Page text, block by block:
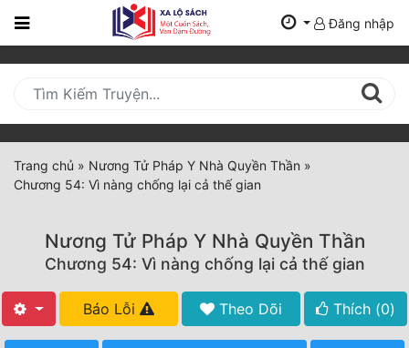
Trang
Mới
Cập
Nhật
(current)
Thể Loại
Tất Cả
Đăng nhập
Trang chủ » Nương Tử Pháp Y Nhà Quyền Thần »
Chương 54: Vì nàng chống lại cả thế gian
Nương Tử Pháp Y Nhà Quyền Thần
Chương 54: Vì nàng chống lại cả thế gian
Báo Lỗi Theo Dõi Thích (0)